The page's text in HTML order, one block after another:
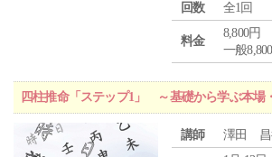
回数
全1回
料金
8,800円
一般
四柱推命「ステップ1」 ～基礎から学ぶ本場
講師 澤田 昌